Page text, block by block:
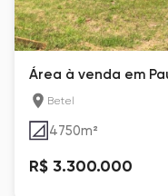
Área à venda em
Betel
4750m²
R$ 3.300.000